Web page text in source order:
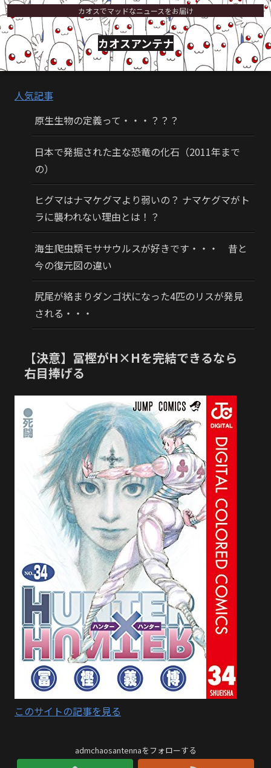
カオスでマッドなニュースをお届け
カオスアンテナ
人気記事
原生生物の定義って・・・？？？
日本で発掘された主な恐竜の化石（2011年まで
の）
ヒグマはナマケグマより弱いの？ ナマケグマがト
ラに襲われない理由とは！？
海生爬虫類モササウルスが好きです・・・ 昔と
今の復元図の違い
尻尾が絡まりダンゴ状になった4匹のリスが発見
される・・・
【決意】冨樫がH×Hを完結できるなら
右目捧げる
このサイトの記事を見る
admchaosantennaをフォローする